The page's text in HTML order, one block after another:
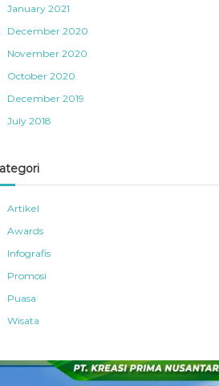
January 2021
December 2020
November 2020
October 2020
December 2019
July 2018
Artikel
Awards
Infografis
Promosi
Puasa
Wisata